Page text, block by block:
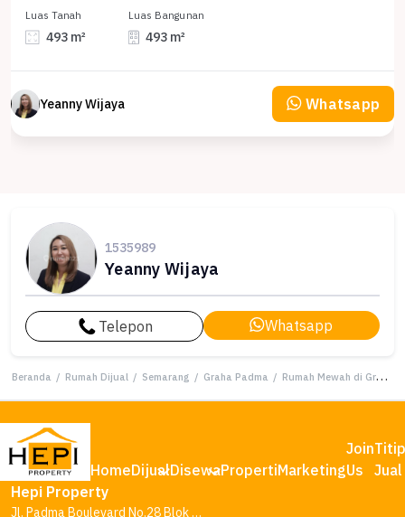
Luas Tanah
493 m²
Luas Bangunan
493 m²
Yeanny Wijaya Whatsapp
1535989
Yeanny Wijaya
Telepon Whatsapp
Beranda / Rumah Dijual / Semarang / Graha Padma / Rumah Mewah di Graha Padma, Semarang, 4 Kamar Tidur, LT 240m²
HomeDijualDisewaPropertiMarketing
Join
Us
Jual
Hepi Property
Jl. Padma Boulevard No.28 Blok AA1, Tambakharjo, Kec. Semarang Barat, Kota Semarang, Jawa Tengah 50145